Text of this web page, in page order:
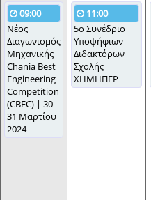
09:00
Νέος
Διαγωνισμός
Μηχανικής
Chania Best
Engineering
Competition
(CBEC) | 30-
31 Μαρτίου
2024
11:00
5ο Συνέδριο
Υποψήφιων
Διδακτόρων
Σχολής
ΧΗΜΗΠΕΡ